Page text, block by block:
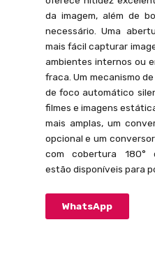
da imagem, além de
necessário. Uma
mais fácil capturar
ambientes internos ou
fraca. Um mecanismo
de foco automático
filmes e imagens
mais amplas, um
opcional e um
com cobertura 180°
estão disponíveis para
WhatsApp